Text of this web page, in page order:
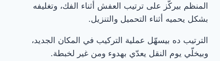
المنظم بيركّز على ترتيب العفش أثناء الفك، وتغليفه
بشكل يحميه أثناء التحميل والتنزيل.
الترتيب ده بيسهّل عملية التركيب في المكان الجديد،
وبيخلّي يوم النقل يعدّي بهدوء ومن غير لخبطة.